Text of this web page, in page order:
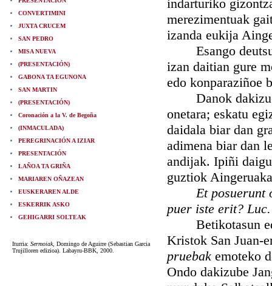
CONVERTIMINI
JUXTA CRUCEM
SAN PEDRO
MISA NUEVA
(PRESENTACIÓN)
GABONA TA EGUNONA
SAN MARTIN
(PRESENTACIÓN)
Coronación a la V. de Begoña
(INMACULADA)
PEREGRINACIÓN A IZIAR
PRESENTACIÓN
LAÑOA TA GRIÑA
MARIAREN OÑAZEAN
EUSKERAREN ALDE
ESKERRIK ASKO
GEHIGARRI SOLTEAK
Iturria: Sermoiak, Domingo de Aguirre (Sebastian Garcia
Trujilloren edizioa). Labayru-BBK, 2000.
indarturiko
merezimentuak
izanda eukija
Esango
izan daitian gure
edo konparaziñoe
Danok dakizue
onetara; eskatu
daidala biar dan
adimena biar dan
andijak. Ipiñi
guztiok
Et posuerunt
puer iste erit?
Betikotasun edo
Kristok San Juan-
pruebak emoteko
Ondo dakizube